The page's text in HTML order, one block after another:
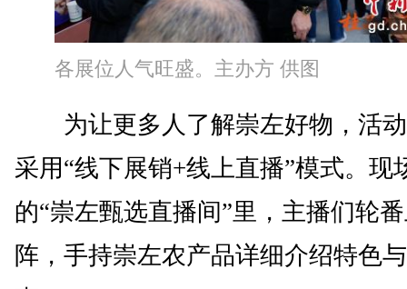
各展位人气旺盛。主办方 供图
为让更多人了解崇左好物，活
采用“线下展销+线上直播”模式。现
的“崇左甄选直播间”里，主播们轮
阵，手持崇左农产品详细介绍特色